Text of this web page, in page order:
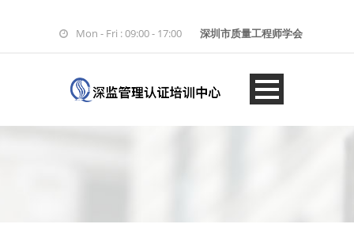
Mon - Fri : 09:00 - 17:00 深圳市质量工程师学会